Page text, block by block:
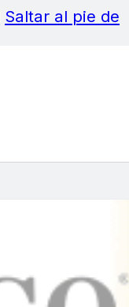
Saltar al pie de